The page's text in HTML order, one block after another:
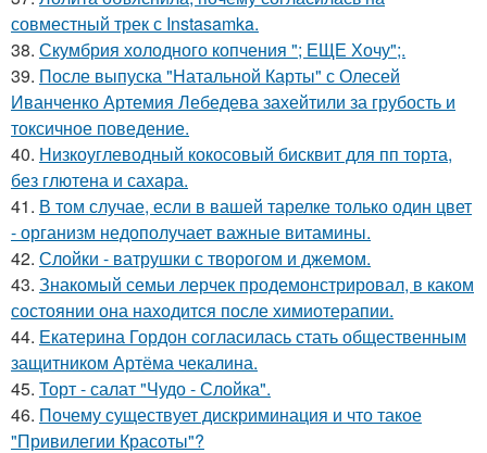
совместный трек с Instasamka.
38. Скумбрия холодного копчения "; ЕЩЕ Хочу";.
39. После выпуска "Натальной Карты" с Олесей
Иванченко Артемия Лебедева захейтили за грубость и
токсичное поведение.
40. Низкоуглеводный кокосовый бисквит для пп торта,
без глютена и сахара.
41. В том случае, если в вашей тарелке только один цвет
- организм недополучает важные витамины.
42. Слойки - ватрушки с творогом и джемом.
43. Знакомый семьи лерчек продемонстрировал, в каком
состоянии она находится после химиотерапии.
44. Екатерина Гордон согласилась стать общественным
защитником Артёма чекалина.
45. Торт - салат "Чудо - Слойка".
46. Почему существует дискриминация и что такое
"Привилегии Красоты"?